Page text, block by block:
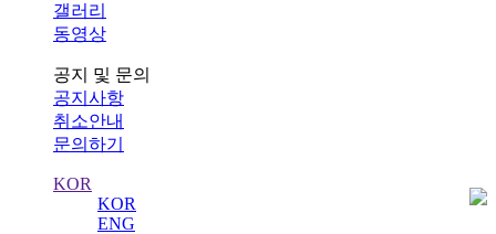
갤러리
동영상
공지 및 문의
공지사항
취소안내
문의하기
KOR
KOR
ENG